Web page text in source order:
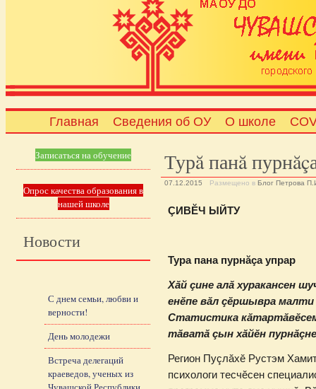
Главная Сведения об ОУ О школе
Турă панă
07.12.2015 Размещено в Блог Петрова
ÇИВĔЧ ЫЙТУ
Тура пана пурнăça упрар
Хăй çине алă хуракансен
енĕпе вăл çĕршывра
Статистика кăтартăвĕсем
тăватă çын хăйĕн
Регион Пуçлăхĕ Рустэм
пси­хологи тесчĕсен
Записаться на обучение
Опрос качества образования в
нашей школе
Новости
С днем семьи, любви и
верности!
День молодежи
Встреча делегаций
краеведов, ученых из